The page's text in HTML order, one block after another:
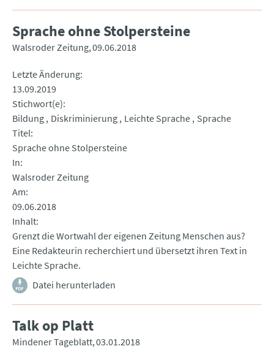
Sprache ohne Stolpersteine
Walsroder Zeitung 09.06.2018
Letzte Änderung
13.09.2019
Stichwort(e)
Bildung Diskriminierung Leichte Sprache Sprache
Titel
Sprache ohne Stolpersteine
In
Walsroder Zeitung
Am
09.06.2018
Inhalt
Grenzt die Wortwahl der eigenen Zeitung Menschen aus?
Eine Redakteurin recherchiert und übersetzt ihren Text in
Leichte Sprache.
Datei herunterladen
Talk op Platt
Mindener Tageblatt 03.01.2018